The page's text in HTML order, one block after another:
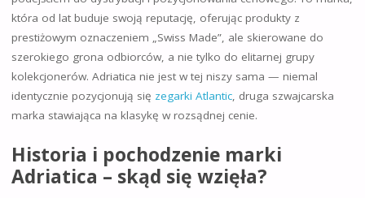
która od lat buduje swoją reputację, oferując produkty z
prestiżowym oznaczeniem „Swiss Made”, ale skierowane do
szerokiego grona odbiorców, a nie tylko do elitarnej grupy
kolekcjonerów. Adriatica nie jest w tej niszy sama — niemal
identycznie pozycjonują się zegarki Atlantic, druga szwajcarska
marka stawiająca na klasykę w rozsądnej cenie.
Historia i pochodzenie marki
Adriatica – skąd się wzięła?